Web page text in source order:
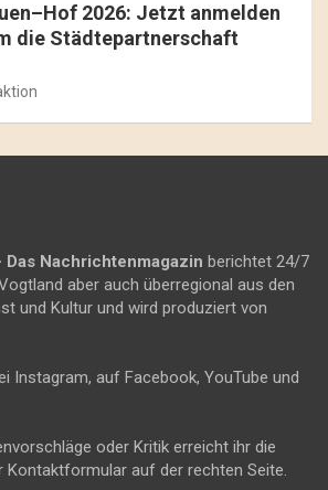
2026: Jetzt anmelden
die Städtepartnerschaft
Das Nachrichtenmagazin berichtet 24/7
aber auch überregional aus den
und Kultur und wird produziert von
Instagram, auf Facebook, YouTube und
oder Kritik erreicht ihr die
Kontaktformular auf der rechten Seite.